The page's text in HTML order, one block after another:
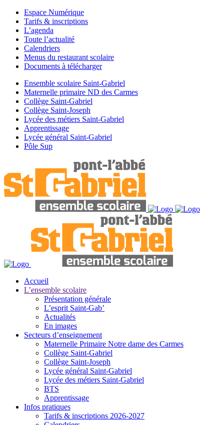
Espace Numérique
Tarifs & inscriptions
L’agenda
Toute l’actualité
Calendriers
Menus du restaurant scolaire
Documents à télécharger
Ensemble scolaire Saint-Gabriel
Maternelle primaire ND des Carmes
Collège Saint-Gabriel
Collège Saint-Joseph
Lycée des métiers Saint-Gabriel
Apprentissage
Lycée général Saint-Gabriel
Pôle Sup
Accueil
L’ensemble scolaire
Présentation générale
L’esprit Saint-Gab’
Actualités
En images
Secteurs d’enseignement
Maternelle Primaire Notre dame des Carmes
Collège Saint-Gabriel
Collège Saint-Joseph
Lycée général Saint-Gabriel
Lycée des métiers Saint-Gabriel
BTS
Apprentissage
Infos pratiques
Tarifs & inscriptions 2026-2027